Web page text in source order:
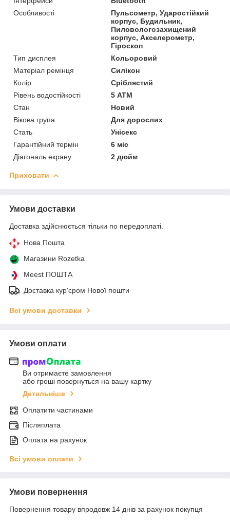
Особливості
Пульсометр, Ударостійкий
корпус, Будильник,
Пиловологозахищений
корпус, Акселерометр,
Гіроскоп
Тип дисплея
Кольоровий
Матеріал ремінця
Силікон
Колір
Сріблястий
Рівень водостійкості
5 АТМ
Стан
Новий
Вікова група
Для дорослих
Стать
Унісекс
Гарантійний термін
6 міс
Діагональ екрану
2 дюйм
Приховати
Умови доставки
Доставка здійснюється тільки по передоплаті.
Нова Пошта
Магазини Rozetka
Meest ПОШТА
Доставка кур'єром Нової пошти
Всі умови доставки
Умови оплати
Ви отримаєте замовлення
або гроші повернуться на вашу картку
Детальніше
Оплатити частинами
Післяплата
Оплата на рахунок
Всі умови оплати
Умови повернення
Повернення товару впродовж 14 днів за рахунок покупця